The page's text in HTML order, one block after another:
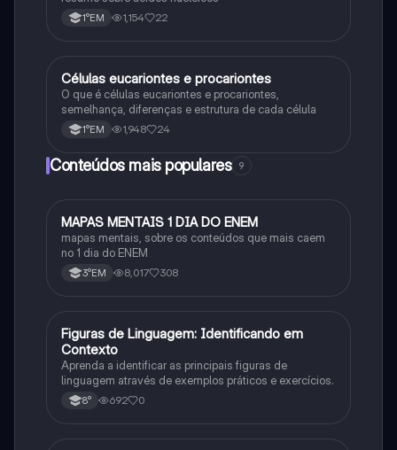
1°EM 1,154 22
Biologia
Células eucariontes e procariontes
O que é células eucariontes e procariontes,
semelhança, diferenças e estrutura de cada célula
1°EM 1,948 24
Conteúdos mais populares 9
Português
MAPAS MENTAIS 1 DIA DO ENEM
mapas mentais, sobre os conteúdos que mais caem
no 1 dia do ENEM
3°EM 8,017 308
FPortuguês
Figuras de Linguagem: Identificando em
Contexto
Aprenda a identificar as principais figuras de
linguagem através de exemplos práticos e exercícios.
8° 692 0